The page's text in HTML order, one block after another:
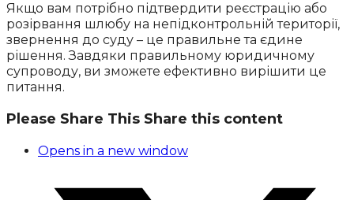
Якщо вам потрібно підтвердити реєстрацію або
розірвання шлюбу на непідконтрольній території,
звернення до суду – це правильне та єдине
рішення. Завдяки правильному юридичному
супроводу, ви зможете ефективно вирішити це
питання.
Please Share This Share this content
Opens in a new window